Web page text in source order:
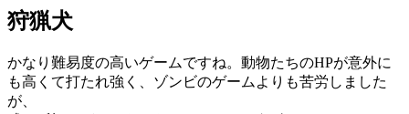
狩猟犬
かなり難易度の高いゲームですね。動物たちのHPが意外に
も高くて打たれ強く、ゾンビのゲームよりも苦労しました
が、